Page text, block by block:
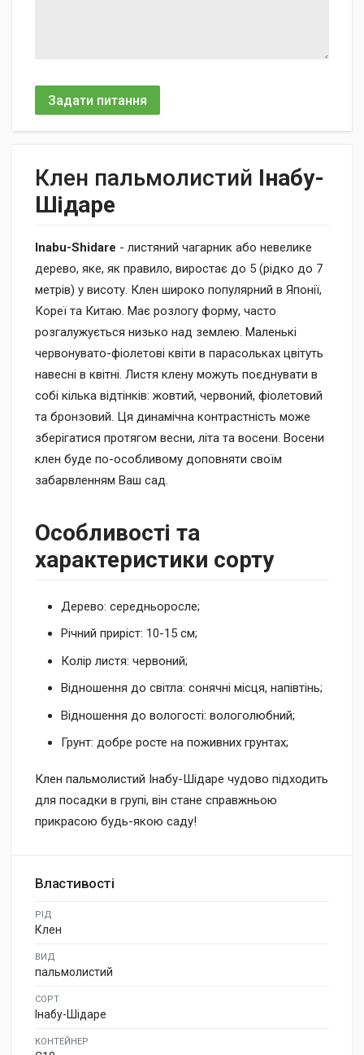
Задати питання
Клен пальмолистий Інабу-
Шідаре
Inabu-Shidare - листяний чагарник або невелике
дерево, яке, як правило, виростає до 5 (рідко до 7
метрів) у висоту. Клен широко популярний в Японії,
Кореї та Китаю. Має розлогу форму, часто
розгалужується низько над землею. Маленькі
червонувато-фіолетові квіти в парасольках цвітуть
навесні в квітні. Листя клену можуть поєднувати в
собі кілька відтінків: жовтий, червоний, фіолетовий
та бронзовий. Ця динамічна контрастність може
зберігатися протягом весни, літа та восени. Восени
клен буде по-особливому доповняти своїм
забарвленням Ваш сад.
Особливості та
характеристики сорту
Дерево: середньоросле;
Річний приріст: 10-15 см;
Колір листя: червоний;
Відношення до світла: сонячні місця, напівтінь;
Відношення до вологості: вологолюбний;
Грунт: добре росте на поживних грунтах;
Клен пальмолистий Інабу-Шідаре чудово підходить
для посадки в групі, він стане справжньою
прикрасою будь-якою саду!
Властивості
РІД
Клен
ВИД
пальмолистий
СОРТ
Інабу-Шідаре
КОНТЕЙНЕР